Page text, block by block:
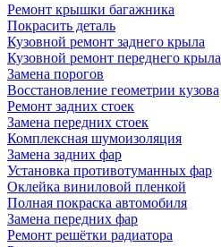
Ремонт крышки багажника
Покрасить деталь
Кузовной ремонт заднего крыла
Кузовной ремонт переднего крыла
Замена порогов
Восстановление геометрии кузова
Ремонт задних стоек
Замена передних стоек
Комплексная шумоизоляция
Замена задних фар
Установка противотуманных фар
Оклейка виниловой пленкой
Полная покраска автомобиля
Замена передних фар
Ремонт решётки радиатора